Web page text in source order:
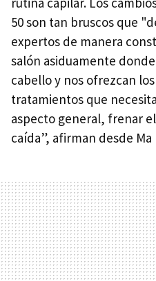
50 son tan bruscos que
expertos de manera
salón asiduamente
cabello y nos ofrezcan
tratamientos que
aspecto general, frenar
caída”, afirman desde Ma